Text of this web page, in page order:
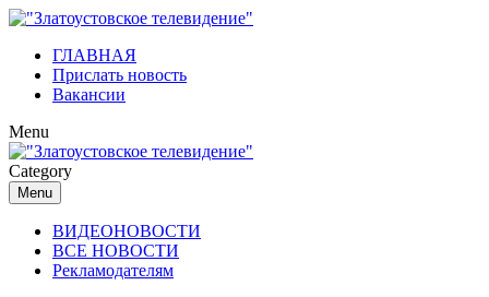
ГЛАВНАЯ
Прислать новость
Вакансии
Menu
Category
Menu
ВИДЕОНОВОСТИ
ВСЕ НОВОСТИ
Рекламодателям